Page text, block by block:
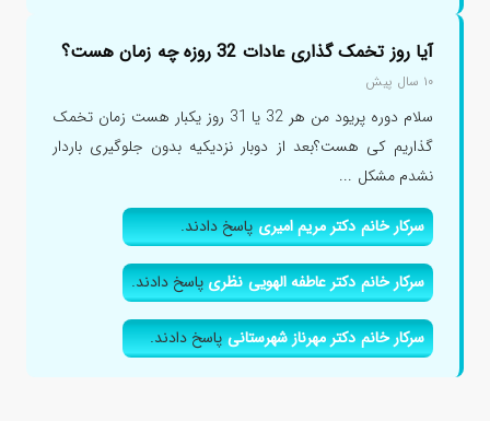
آیا روز تخمک گذاری عادات 32 روزه چه زمان هست؟
۱۰ سال پیش
سلام دوره پریود من هر 32 یا 31 روز یکبار هست زمان تخمک
گذاریم کی هست؟بعد از دوبار نزدیکیه بدون جلوگیری باردار
نشدم مشکل ...
سرکار خانم دکتر مریم امیریپاسخ دادند.
سرکار خانم دکتر عاطفه الهویی نظریپاسخ دادند.
سرکار خانم دکتر مهرناز شهرستانیپاسخ دادند.